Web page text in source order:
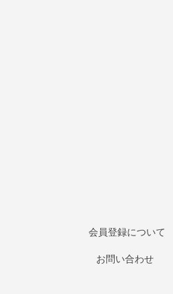
会員登録について
お問い合わせ